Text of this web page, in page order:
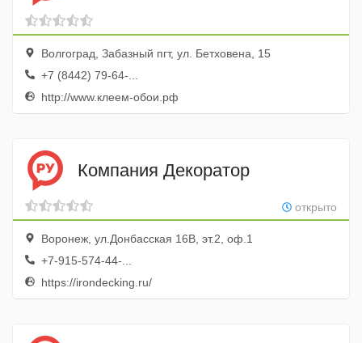
Волгоград, Забазный пгт, ул. Бетховена, 15
+7 (8442) 79-64-...
http://www.клеем-обои.рф
Компания Декоратор
открыто
Воронеж, ул.Донбасская 16В, эт.2, оф.1
+7-915-574-44-...
https://irondecking.ru/